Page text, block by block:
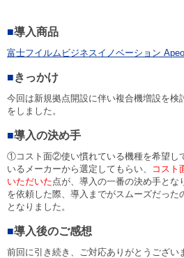
■導入商品
富士フイルムビジネスイノベーション
■きっかけ
今回は新規拠点開設に伴い複合機増設を検
をしました。
■導入の決め手
①コスト面②使い慣れている機種を希望し
いるメーカーから選定してもらい、
コスト
いただいた点が、導入の一番の決め手とな
を依頼した際、導入までがスムーズだった
となりました。
■導入後のご感想
前回に引き続き、ご対応ありがとうござい